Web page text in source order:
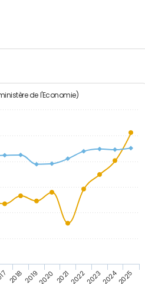
de l'Economie)
201820192020 20212022202320242025